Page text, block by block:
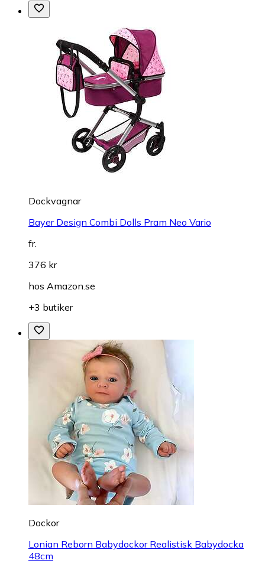
Dockvagnar
Bayer Design Combi Dolls Pram Neo Vario
fr.
376 kr
hos Amazon.se
+3 butiker
Dockor
Lonian Reborn Babydockor Realistisk Babydocka
48cm